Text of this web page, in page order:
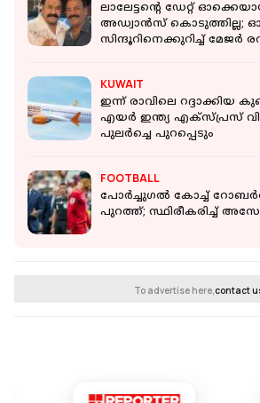
ലാലേട്ടന്റെ ഡേറ്റ്
അഡ്വാൻസ് കൊടുത്തില്ല;
സിന്ദൂറിനെക്കുറിച്ച് മേജർ
KUWAIT
ഇന്ന് രാവിലെ റദ്ദാക്കിയ
എയർ ഇന്ത്യ എക്സ്പ്രസ്
പുലർച്ചെ പുറപ്പെടും
FOOTBALL
പോര്‍ച്ചുഗല്‍ കോച്ച്
പുറത്ത്; സ്ഥിരീകരിച്ച്
To advertise here, contact